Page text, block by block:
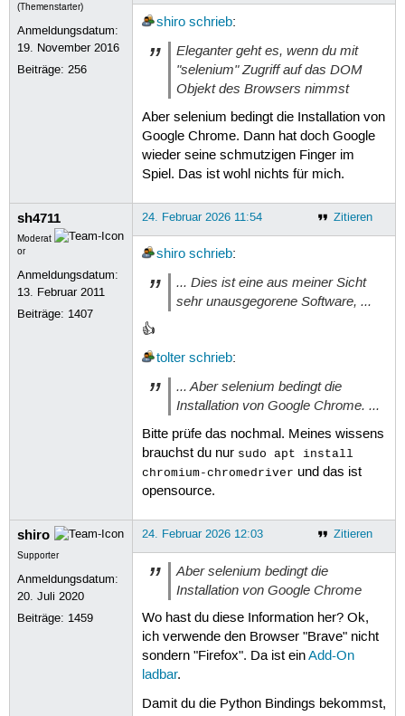
(Themenstarter)
Anmeldungsdatum:
19. November 2016
Beiträge:256
shiro schrieb:
Eleganter geht es, wenn du mit
"selenium" Zugriff auf das DOM
Objekt des Browsers nimmst
Aber selenium bedingt die Installation von
Google Chrome. Dann hat doch Google
wieder seine schmutzigen Finger im
Spiel. Das ist wohl nichts für mich.
sh4711
Moderat
or
Anmeldungsdatum:
13. Februar 2011
Beiträge: 1407
Zitieren
24. Februar 2026 11:54
shiro schrieb:
... Dies ist eine aus meiner Sicht
sehr unausgegorene Software, ...
👍
tolter schrieb:
... Aber selenium bedingt die
Installation von Google Chrome. ...
Bitte prüfe das nochmal. Meines wissens
brauchst du nur sudo apt install
chromium-chromedriver und das ist
opensource.
shiro
Supporter
Anmeldungsdatum:
20. Juli 2020
Beiträge: 1459
Zitieren
24. Februar 2026 12:03
Aber selenium bedingt die
Installation von Google Chrome
Wo hast du diese Information her? Ok,
ich verwende den Browser "Brave" nicht
sondern "Firefox". Da ist einAdd-On
ladbar.
Damit du die Python Bindings bekommst,